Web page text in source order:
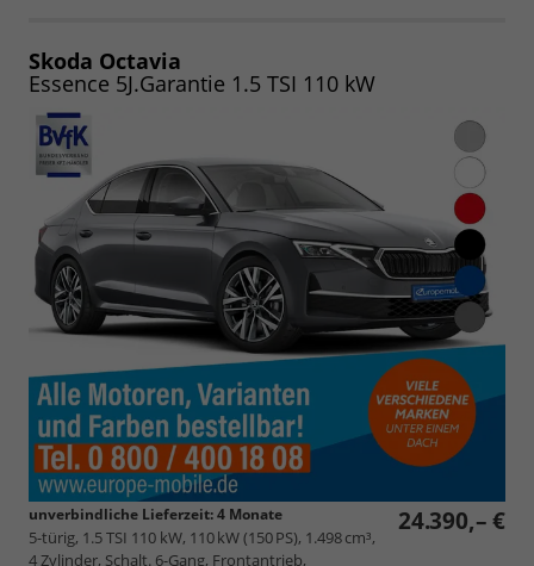
speichern/drucken
Skoda Octavia
Essence 5J.Garantie 1.5 TSI 110 kW
24.390,– €
unverbindliche Lieferzeit:4 Monate
5-türig, 1.5 TSI 110 kW, 110 kW (150 PS), 1.498 cm³,
4 Zylinder, Schalt. 6-Gang, Frontantrieb,